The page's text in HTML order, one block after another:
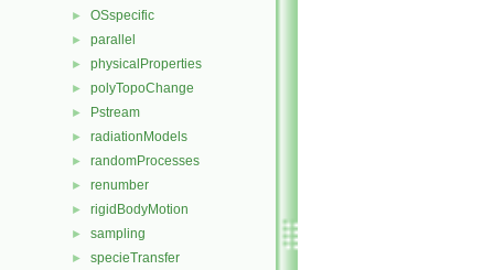
► OSspecific
► parallel
► physicalProperties
► polyTopoChange
► Pstream
► radiationModels
► randomProcesses
► renumber
► rigidBodyMotion
► sampling
► specieTransfer